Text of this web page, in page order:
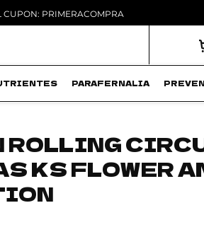
CUPON: PRIMERACOMPRA
PARAFERNALIA
ROLLING
KS FLOWER